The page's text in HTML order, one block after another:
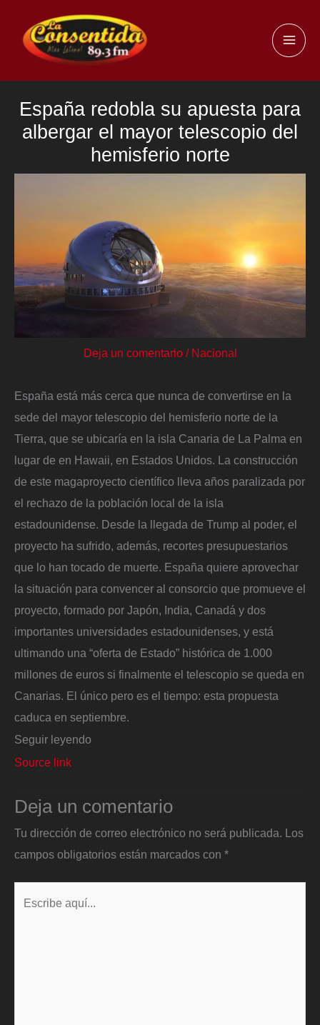
contenido
España redobla su apuesta para
albergar el mayor telescopio del
hemisferio norte
Deja un comentario / Nacional
España está más cerca que nunca de convertirse en la
sede del mayor telescopio del hemisferio norte de la
Tierra, que se ubicaría en la isla Canaria de La Palma en
lugar de en Hawaii, en Estados Unidos. La construcción
de este magaproyecto científico lleva años paralizada por
el rechazo de la población local de la isla
estadounidense. Desde la llegada de Trump al poder, el
proyecto ha sufrido, además, recortes presupuestarios
que lo han tocado de muerte. España quiere aprovechar
la situación para convencer al consorcio que promueve el
proyecto, formado por Japón, India, Canadá y dos
importantes universidades estadounidenses, y está
ultimando una “oferta de Estado” histórica de 1.000
millones de euros si finalmente el telescopio se queda en
Canarias. El único pero es el tiempo: esta propuesta
caduca en septiembre.
Seguir leyendo
Source link
Deja un comentario
Tu dirección de correo electrónico no será publicada. Los
campos obligatorios están marcados con *